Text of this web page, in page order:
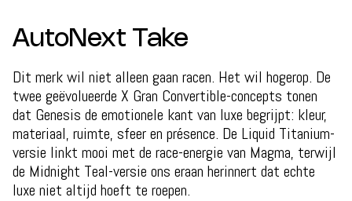
AutoNext Take
Dit merk wil niet alleen gaan racen. Het wil hogerop. De
twee geëvolueerde X Gran Convertible-concepts tonen
dat Genesis de emotionele kant van luxe begrijpt: kleur,
materiaal, ruimte, sfeer en présence. De Liquid Titanium-
versie linkt mooi met de race-energie van Magma, terwijl
de Midnight Teal-versie ons eraan herinnert dat echte
luxe niet altijd hoeft te roepen.